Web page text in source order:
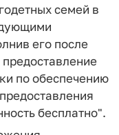
семей в
его после
по обеспечению
бесплатно".